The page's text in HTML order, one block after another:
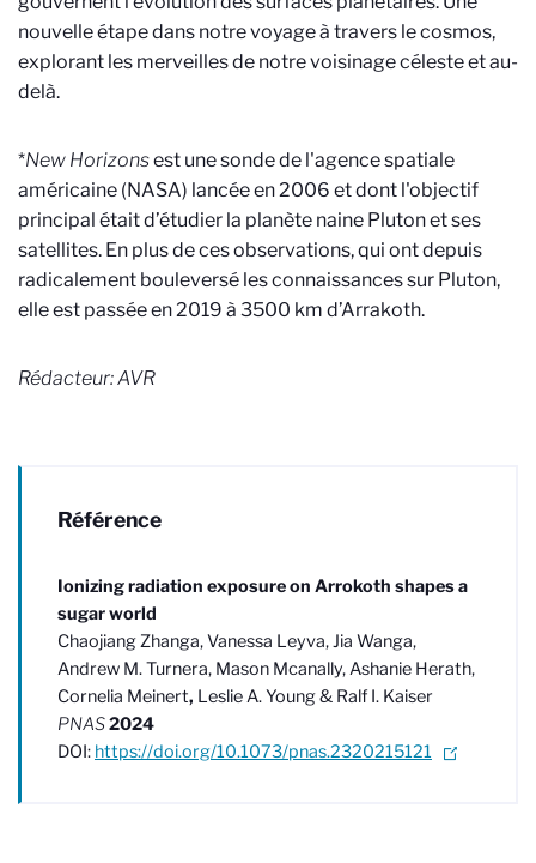
nouvelle étape dans notre voyage à travers le cosmos,
explorant les merveilles de notre voisinage céleste et au-
delà.
*New Horizonsest une sonde de l'agence spatiale
américaine (NASA) lancée en 2006 et dont l'objectif
principal était d’étudier la planète naine Pluton et ses
satellites. En plus de ces observations, qui ont depuis
radicalement bouleversé les connaissances sur Pluton,
elle est passée en 2019 à 3500 km d’Arrakoth.
Rédacteur: AVR
Référence
Ionizing radiation exposure on Arrokoth shapes a
sugar world
Chaojiang Zhanga, Vanessa Leyva, Jia Wanga,
Andrew M. Turnera, Mason Mcanally, Ashanie Herath,
Cornelia Meinert, Leslie A. Young & Ralf I. Kaiser
PNAS2024
DOI: https://doi.org/10.1073/pnas.2320215121